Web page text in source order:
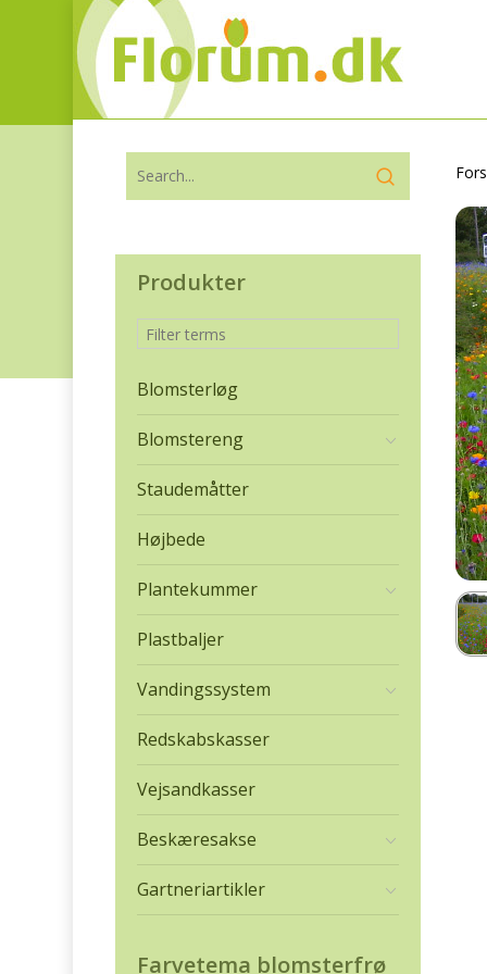
Produkter
Blomsterløg
Blomstereng
Staudemåtter
Højbede
Plantekummer
Plastbaljer
Vandingssystem
Redskabskasser
Vejsandkasser
Beskæresakse
Gartneriartikler
Farvetema blomsterfrø